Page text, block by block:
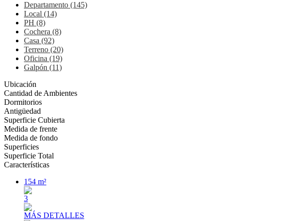
Departamento (145)
Local (14)
PH (8)
Cochera (8)
Casa (92)
Terreno (20)
Oficina (19)
Galpón (11)
Ubicación
Cantidad de Ambientes
Dormitorios
Antigüedad
Superficie Cubierta
Medida de frente
Medida de fondo
Superficies
Superficie Total
Características
154 m²
3
MÁS DETALLES